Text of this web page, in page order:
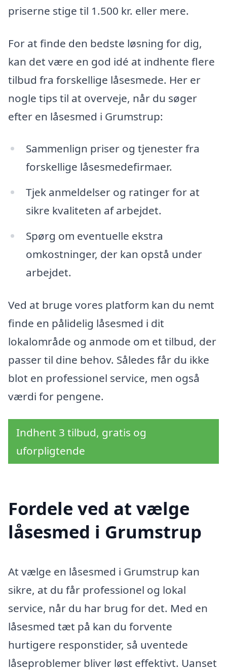
priserne stige til 1.500 kr. eller mere.
For at finde den bedste løsning for dig,
kan det være en god idé at indhente flere
tilbud fra forskellige låsesmede. Her er
nogle tips til at overveje, når du søger
efter en låsesmed i Grumstrup:
Sammenlign priser og tjenester fra
forskellige låsesmedefirmaer.
Tjek anmeldelser og ratinger for at
sikre kvaliteten af arbejdet.
Spørg om eventuelle ekstra
omkostninger, der kan opstå under
arbejdet.
Ved at bruge vores platform kan du nemt
finde en pålidelig låsesmed i dit
lokalområde og anmode om et tilbud, der
passer til dine behov. Således får du ikke
blot en professionel service, men også
værdi for pengene.
Indhent 3 tilbud, gratis og
uforpligtende
Fordele ved at vælge
låsesmed i Grumstrup
At vælge en låsesmed i Grumstrup kan
sikre, at du får professionel og lokal
service, når du har brug for det. Med en
låsesmed tæt på kan du forvente
hurtigere responstider, så uventede
låseproblemer bliver løst effektivt. Uanset